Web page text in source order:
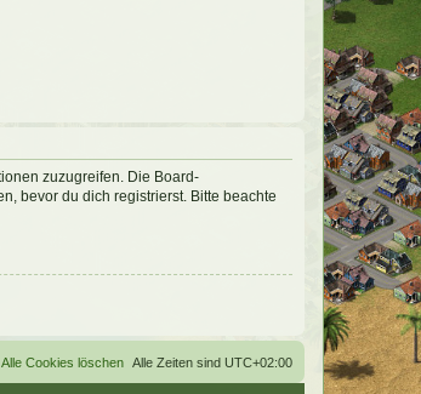
zuzugreifen. Die Board-
bevor du dich registrierst. Bitte beachte
Alle Zeiten sind UTC+02:00
Alle Cookies löschen